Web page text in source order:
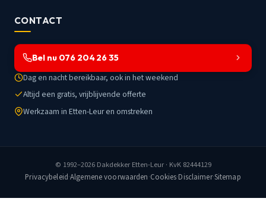
CONTACT
Bel nu 076 204 26 35
Dag en nacht bereikbaar, ook in het weekend
Altijd een gratis, vrijblijvende offerte
Werkzaam in Etten-Leur en omstreken
© 1992–2026 Dakdekker Etten-Leur· KvK 82444129
Privacybeleid·Algemene voorwaarden·Cookies·Disclaimer·Sitemap